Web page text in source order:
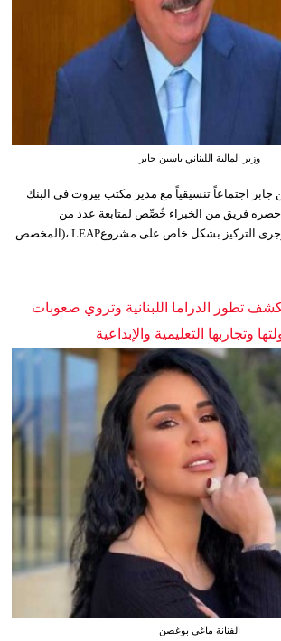
وزير المالية اللبناني ياسين جابر
جابر اجتماعاً تنسيقياً مع مدير مكتب بيروت في البنك
حضره فريق من الخبراء خُصِّص لمتابعة عدد من
المشاريع قيد التنفيذ، وجرى التركيز بشكل خاص على مشروعLEAP ،(المخصص
تطور الدراما اللبنانية وتروي صعوبات
وتجاربها التعليمية والإبداعية
الفنانة ماغي بوغصن